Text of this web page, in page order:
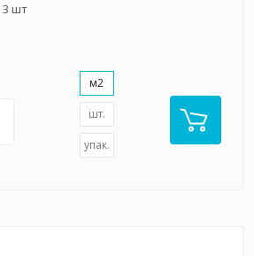
3 шт
м2
шт.
упак.